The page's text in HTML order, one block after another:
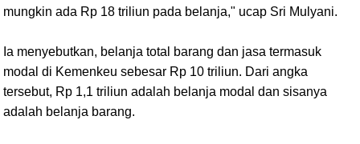
mungkin ada Rp 18 triliun pada belanja," ucap Sri Mulyani.
Ia menyebutkan, belanja total barang dan jasa termasuk
modal di Kemenkeu sebesar Rp 10 triliun. Dari angka
tersebut, Rp 1,1 triliun adalah belanja modal dan sisanya
adalah belanja barang.